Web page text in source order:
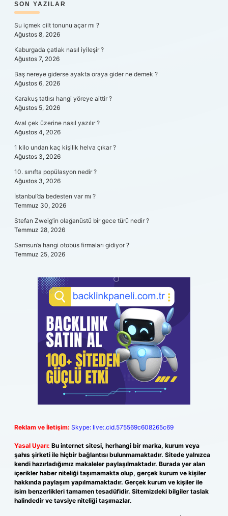
SIDEBAR
SON YAZILAR
Su içmek cilt tonunu açar mı ?
Ağustos 8, 2026
Kaburgada çatlak nasıl iyileşir ?
Ağustos 7, 2026
Baş nereye giderse ayakta oraya gider ne demek ?
Ağustos 6, 2026
Karakuş tatlısı hangi yöreye aittir ?
Ağustos 5, 2026
Aval çek üzerine nasıl yazılır ?
Ağustos 4, 2026
1 kilo undan kaç kişilik helva çıkar ?
Ağustos 3, 2026
10. sınıfta popülasyon nedir ?
Ağustos 3, 2026
İstanbul’da bedesten var mı ?
Temmuz 30, 2026
Stefan Zweig’in olağanüstü bir gece türü nedir ?
Temmuz 28, 2026
Samsun’a hangi otobüs firmaları gidiyor ?
Temmuz 25, 2026
Reklam ve İletişim: Skype: live:.cid.575569c608265c69
Yasal Uyarı: Bu internet sitesi, herhangi bir marka, kurum veya
şahıs şirketi ile hiçbir bağlantısı bulunmamaktadır. Sitede yalnızca
kendi hazırladığımız makaleler paylaşılmaktadır. Burada yer alan
içerikler haber niteliği taşımamakta olup, gerçek kurum ve kişiler
hakkında paylaşım yapılmamaktadır. Gerçek kurum ve kişiler ile
isim benzerlikleri tamamen tesadüfidir. Sitemizdeki bilgiler taslak
halindedir ve tavsiye niteliği taşımazlar.